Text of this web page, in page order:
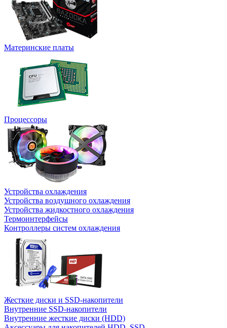
Материнские платы
Процессоры
Устройства охлаждения
Устройства воздушного охлаждения
Устройства жидкостного охлаждения
Термоинтерфейсы
Контроллеры систем охлаждения
Жесткие диски и SSD-накопители
Внутренние SSD-накопители
Внутренние жесткие диски (HDD)